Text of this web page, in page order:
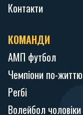
Контакти
КОМАНДИ
АМП футбол
Чемпіони по-життю
Регбі
Волейбол чоловіки